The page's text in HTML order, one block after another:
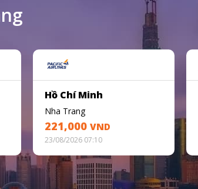
Hồ Chí Minh
Nha Trang
221,000 VND
23/08/2026 07:10